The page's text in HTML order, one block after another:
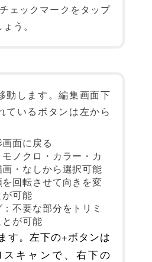
ェックマークをタップ
う。
動します。編集画面下
ているボタンは左から
面に戻る
ノクロ・カラー・カ
・なしから選択可能
回転させて向きを変
可能
：不要な部分をトリミ
が可能
す。左下の+ボタンは
キャンで、右下の